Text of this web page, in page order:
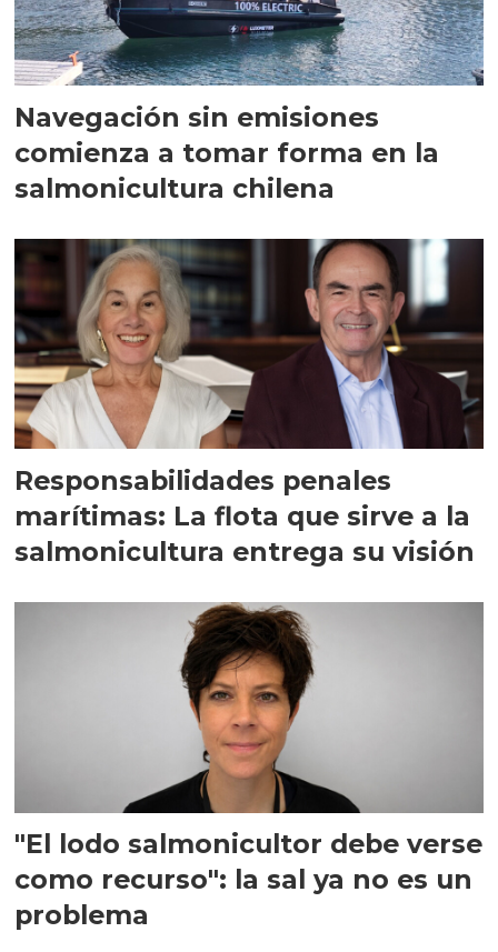
Navegación sin emisiones
comienza a tomar forma en la
salmonicultura chilena
Responsabilidades penales
marítimas: La flota que sirve a la
salmonicultura entrega su visión
"El lodo salmonicultor debe verse
como recurso": la sal ya no es un
problema